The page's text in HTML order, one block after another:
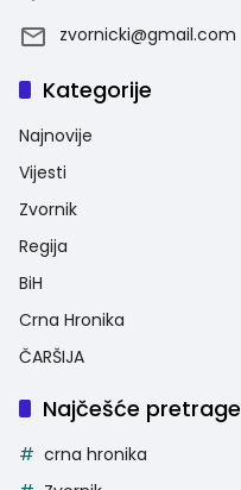
zvornicki@gmail.com
Kategorije
Najnovije
Vijesti
Zvornik
Regija
BiH
Crna Hronika
ČARŠIJA
Najčešće pretrage
crna hronika